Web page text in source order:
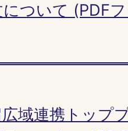
ついて (PDF
域連携トップ